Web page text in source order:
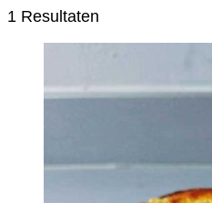
1 Resultaten